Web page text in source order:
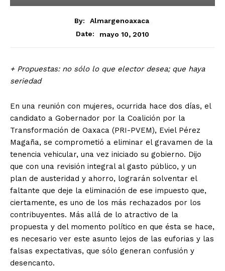
By:
Almargenoaxaca
Date:
mayo 10, 2010
+ Propuestas: no sólo lo que elector desea; que haya
seriedad
En una reunión con mujeres, ocurrida hace dos días, el
candidato a Gobernador por la Coalición por la
Transformación de Oaxaca (PRI-PVEM), Eviel Pérez
Magaña, se comprometió a eliminar el gravamen de la
tenencia vehicular, una vez iniciado su gobierno. Dijo
que con una revisión integral al gasto público, y un
plan de austeridad y ahorro, lograrán solventar el
faltante que deje la eliminación de ese impuesto que,
ciertamente, es uno de los más rechazados por los
contribuyentes. Más allá de lo atractivo de la
propuesta y del momento político en que ésta se hace,
es necesario ver este asunto lejos de las euforias y las
falsas expectativas, que sólo generan confusión y
desencanto.